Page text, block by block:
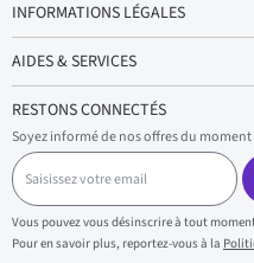
INFORMATIONS LÉGALES
AIDES & SERVICES
RESTONS CONNECTÉS
Soyez informé de nos offres du moment
S
a
i
s
i
s
Vous pouvez vous désinscrire à tout
Pour en savoir plus, reportez-vous à la